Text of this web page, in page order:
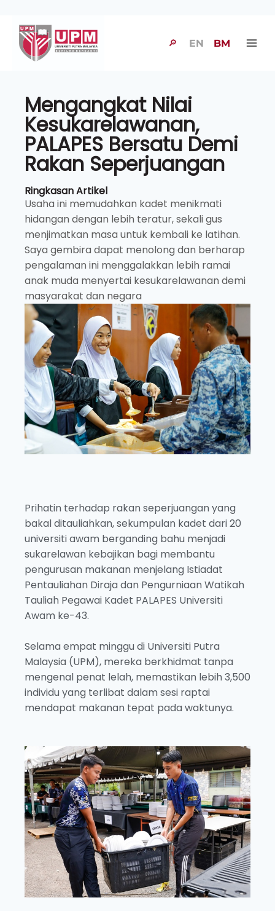
🔎 EN BM
Mengangkat Nilai
Kesukarelawanan,
PALAPES Bersatu Demi
Rakan Seperjuangan
Ringkasan Artikel
Usaha ini memudahkan kadet menikmati
hidangan dengan lebih teratur, sekali gus
menjimatkan masa untuk kembali ke latihan.
Saya gembira dapat menolong dan berharap
pengalaman ini menggalakkan lebih ramai
anak muda menyertai kesukarelawanan demi
masyarakat dan negara
Prihatin terhadap rakan seperjuangan yang
bakal ditauliahkan, sekumpulan kadet dari 20
universiti awam berganding bahu menjadi
sukarelawan kebajikan bagi membantu
pengurusan makanan menjelang Istiadat
Pentauliahan Diraja dan Pengurniaan Watikah
Tauliah Pegawai Kadet PALAPES Universiti
Awam ke-43.
Selama empat minggu di Universiti Putra
Malaysia (UPM), mereka berkhidmat tanpa
mengenal penat lelah, memastikan lebih 3,500
individu yang terlibat dalam sesi raptai
mendapat makanan tepat pada waktunya.